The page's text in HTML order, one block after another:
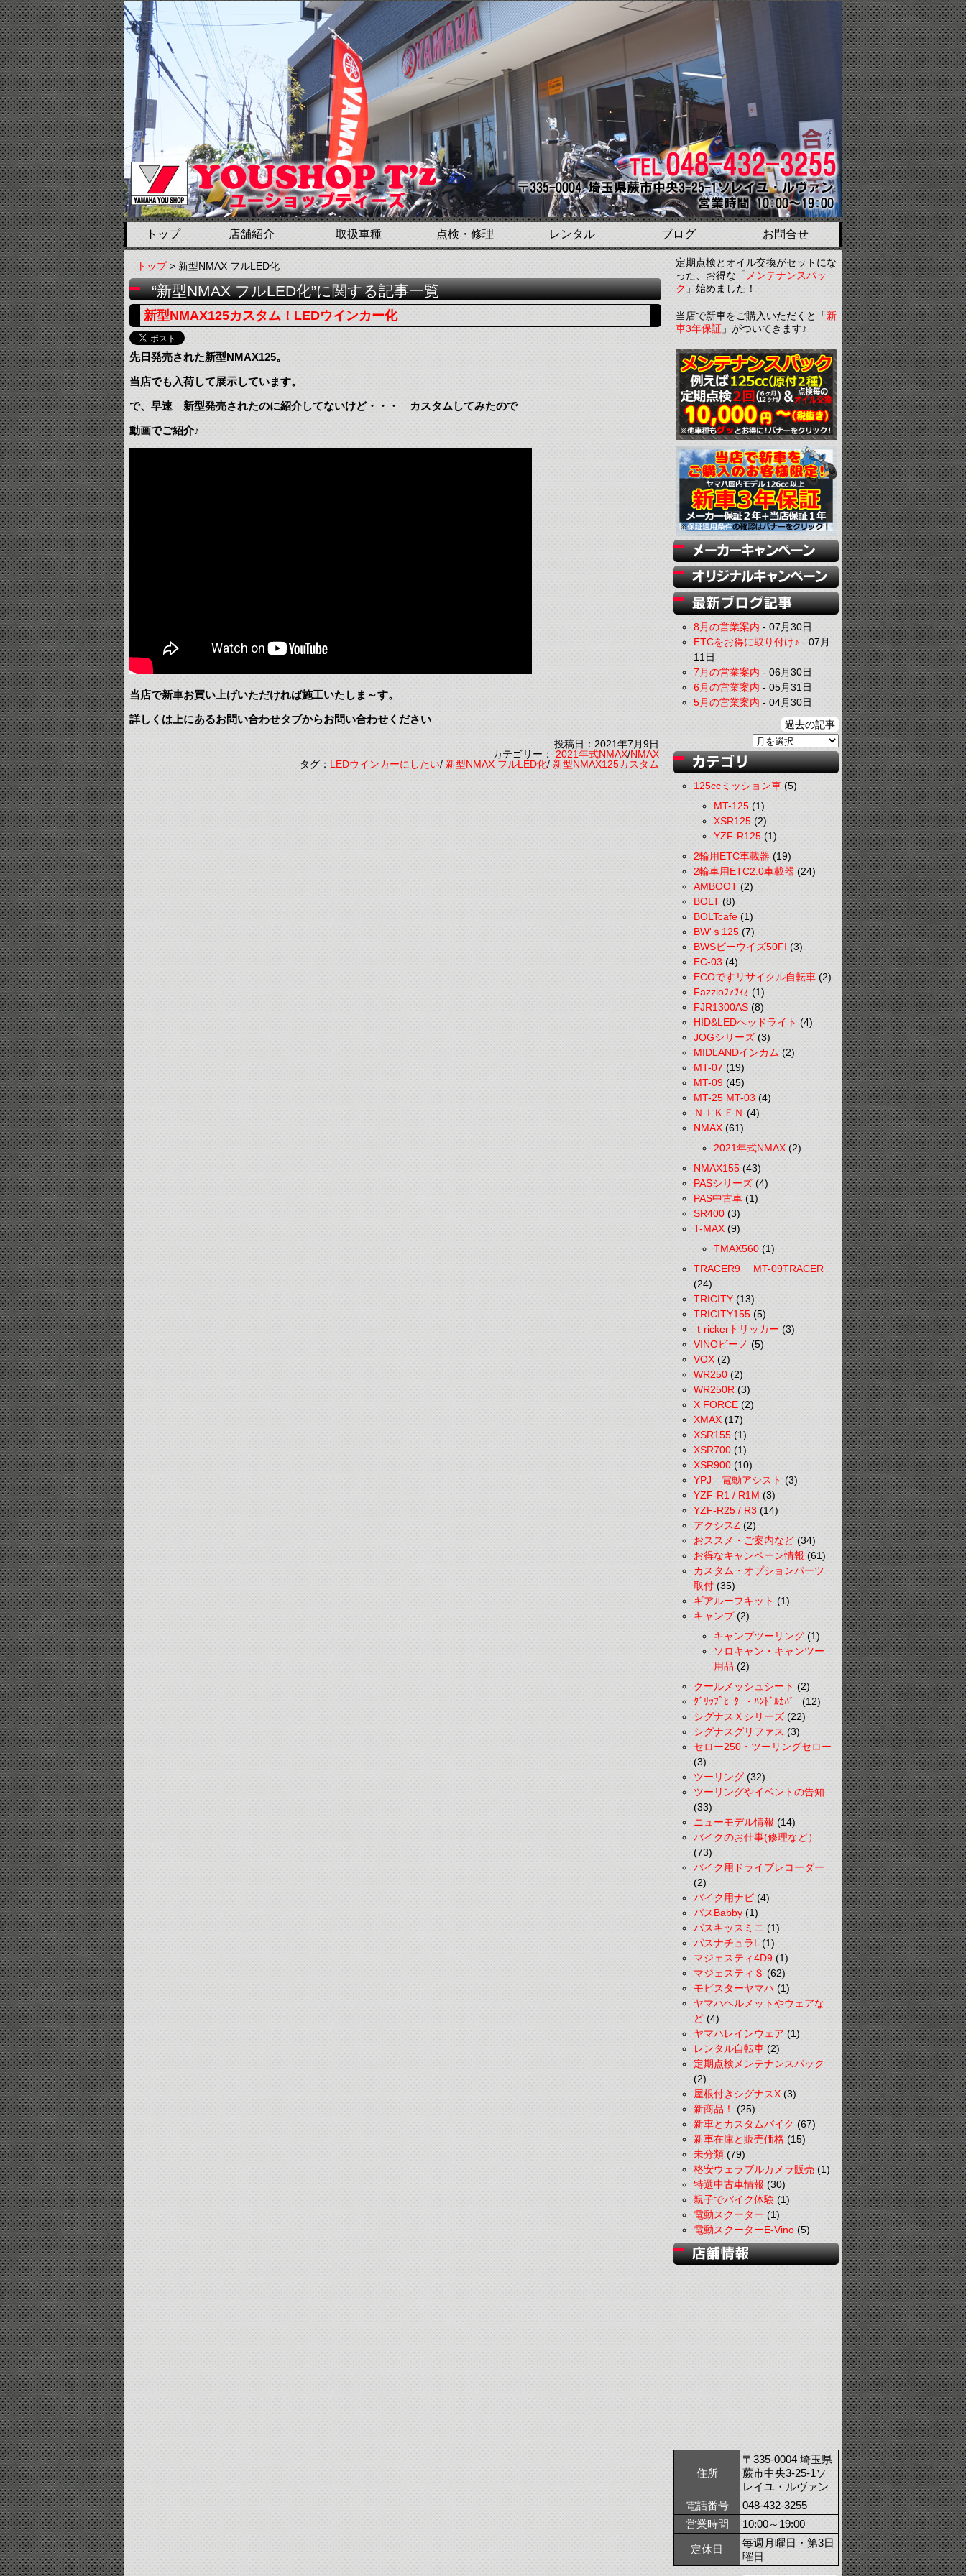
トップ 店舗紹介 取扱車種 点検・修理 レンタル ブログ お問合せ
トップ> 新型NMAX フルLED化
“新型NMAX フルLED化”に関する記事一覧
新型NMAX125カスタム！LEDウインカー化
先日発売された新型NMAX125。
当店でも入荷して展示しています。
で、早速 新型発売されたのに紹介してないけど・・・ カスタムしてみたので
動画でご紹介♪
当店で新車お買い上げいただければ施工いたしま～す。
詳しくは上にあるお問い合わせタブからお問い合わせください
投稿日：2021年7月9日
カテゴリー：2021年式NMAX/NMAX
タグ：LEDウインカーにしたい/新型NMAX フルLED化/新型NMAX125カスタム
定期点検とオイル交換がセットにな
った、お得な「 メンテナンスパッ
ク」始めました！
当店で新車をご購入いただくと「新
車3年保証」がついてきます♪
8月の営業案内-07月30日
ETCをお得に取り付け♪-07月
11日
7月の営業案内-06月30日
6月の営業案内-05月31日
5月の営業案内-04月30日
過去の記事
125ccミッション車(5)
MT-125(1)
XSR125(2)
YZF-R125(1)
2輪用ETC車載器(19)
2輪車用ETC2.0車載器(24)
AMBOOT(2)
BOLT(8)
BOLTcafe(1)
BW'ｓ125(7)
BWSビーウイズ50FI(3)
EC-03(4)
ECOですリサイクル自転車(2)
Fazzioﾌｧﾂｨｵ(1)
FJR1300AS(8)
HID&LEDヘッドライト(4)
JOGシリーズ(3)
MIDLANDインカム(2)
MT-07(19)
MT-09 (45)
MT-25 MT-03(4)
ＮＩＫＥＮ(4)
NMAX(61)
2021年式NMAX(2)
NMAX155(43)
PASシリーズ(4)
PAS中古車(1)
SR400(3)
T-MAX(9)
TMAX560(1)
TRACER9 MT-09TRACER
(24)
TRICITY(13)
TRICITY155(5)
ｔrickerトリッカー(3)
VINOビーノ(5)
VOX(2)
WR250(2)
WR250R(3)
X FORCE(2)
XMAX(17)
XSR155(1)
XSR700(1)
XSR900(10)
YPJ 電動アシスト(3)
YZF-R1 / R1M(3)
YZF-R25 / R3(14)
アクシスZ(2)
おススメ・ご案内など(34)
お得なキャンペーン情報(61)
カスタム・オプションパーツ
取付(35)
ギアルーフキット(1)
キャンプ(2)
キャンプツーリング(1)
ソロキャン・キャンツー
用品(2)
クールメッシュシート(2)
ｸﾞﾘｯﾌﾟﾋｰﾀｰ・ﾊﾝﾄﾞﾙｶﾊﾞｰ(12)
シグナスＸシリーズ(22)
シグナスグリファス(3)
セロー250・ツーリングセロー
(3)
ツーリング(32)
ツーリングやイベントの告知
(33)
ニューモデル情報(14)
バイクのお仕事(修理など）
(73)
バイク用ドライブレコーダー
(2)
バイク用ナビ(4)
パスBabby(1)
パスキッスミニ(1)
パスナチュラL(1)
マジェスティ4D9(1)
マジェスティＳ(62)
モビスターヤマハ(1)
ヤマハヘルメットやウェアな
ど(4)
ヤマハレインウェア(1)
レンタル自転車(2)
定期点検メンテナンスパック
(2)
屋根付きシグナスX(3)
新商品！(25)
新車とカスタムバイク(67)
新車在庫と販売価格(15)
未分類(79)
格安ウェラブルカメラ販売(1)
特選中古車情報(30)
親子でバイク体験(1)
電動スクーター(1)
電動スクーターE-Vino(5)
住所
〒335-0004 埼玉県
蕨市中央3-25-1ソ
レイユ・ルヴァン
電話番号
048-432-3255
営業時間
10:00～19:00
定休日
毎週月曜日・第3日
曜日